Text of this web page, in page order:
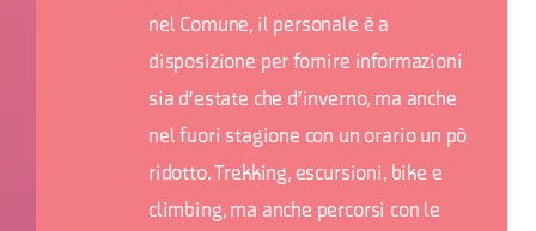
nel Comune, il personale è a
disposizione per fornire informazioni
sia d'estate che d'inverno, ma anche
nel fuori stagione con un orario un pò
ridotto. Trekking, escursioni, bike e
climbing, ma anche percorsi con le